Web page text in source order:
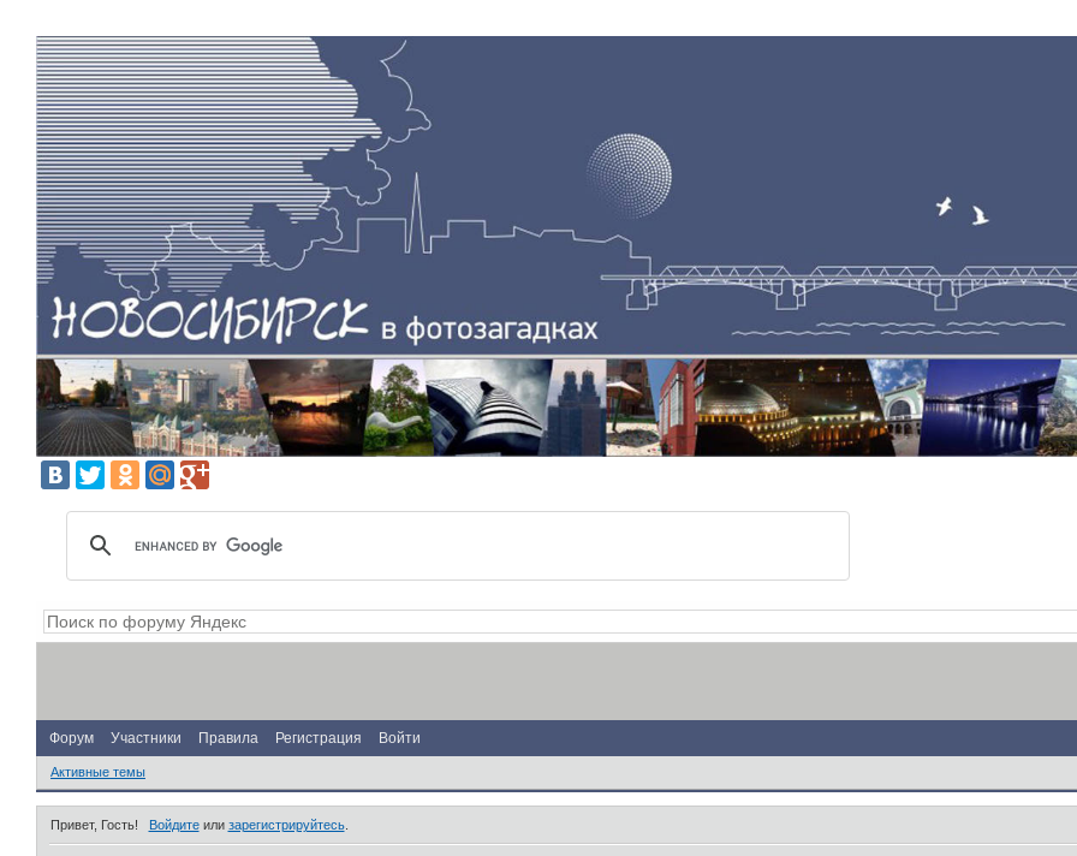
Форум Участники Правила Регистрация Войти
Активные темы
Привет, Гость! Войдитеили зарегистрируйтесь.